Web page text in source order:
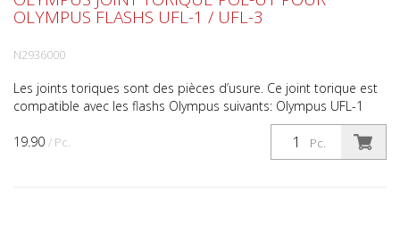
19.90 / Pc. Pc.
OLYMPUS FLASHS UFL-1 / UFL-3
N2936000
Les joints toriques sont des pièces d’usure. Ce joint torique est
compatible avec les flashs Olympus suivants: Olympus UFL-1
Olympus UFL-3 La plupart des fabricants conse...